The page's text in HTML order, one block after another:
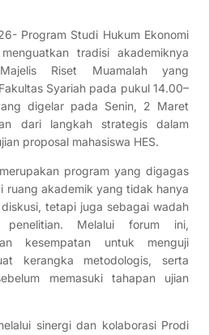
Program Studi Hukum Ekonomi
tradisi akademiknya
Riset Muamalah yang
Syariah pada pukul 14.00–
digelar pada Senin, 2 Maret
dari langkah strategis dalam
proposal mahasiswa HES.
program yang digagas
ruang akademik yang tidak hanya
tetapi juga sebagai wadah
penelitian. Melalui forum ini,
kesempatan untuk menguji
kerangka metodologis, serta
memasuki tahapan ujian
sinergi dan kolaborasi Prodi